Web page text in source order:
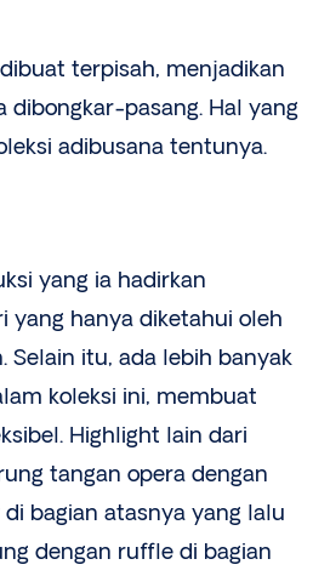
terpisah, menjadikan
dibongkar-pasang. Hal yang
adibusana tentunya.
yang ia hadirkan
yang hanya diketahui oleh
Selain itu, ada lebih banyak
koleksi ini, membuat
Highlight lain dari
tangan opera dengan
bagian atasnya yang lalu
dengan ruffle di bagian